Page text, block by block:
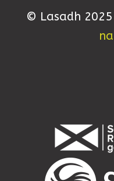
© Lasadh 2025